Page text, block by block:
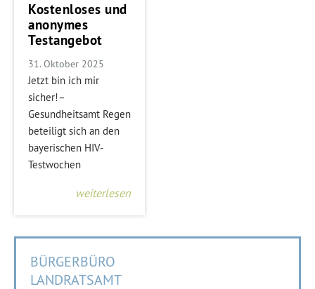
Kostenloses und
anonymes
Testangebot
31. Oktober 2025
Jetzt bin ich mir
sicher!–
Gesundheitsamt Regen
beteiligt sich an den
bayerischen HIV-
Testwochen
weiterlesen
BÜRGERBÜRO
LANDRATSAMT